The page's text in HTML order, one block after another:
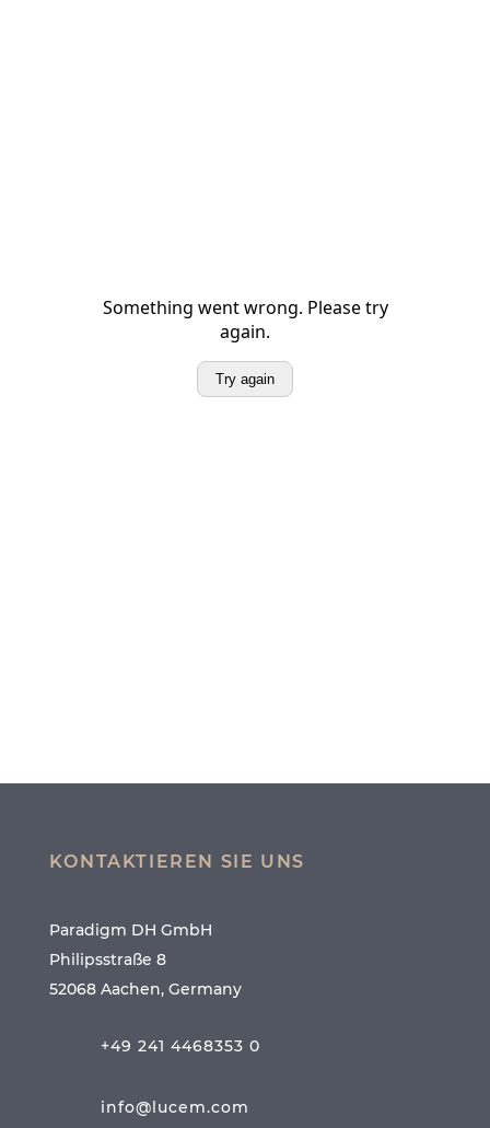
KONTAKTIEREN SIE UNS
Paradigm DH GmbH
Philipsstraße 8
52068 Aachen, Germany
+49 241 4468353 0
info@lucem.com